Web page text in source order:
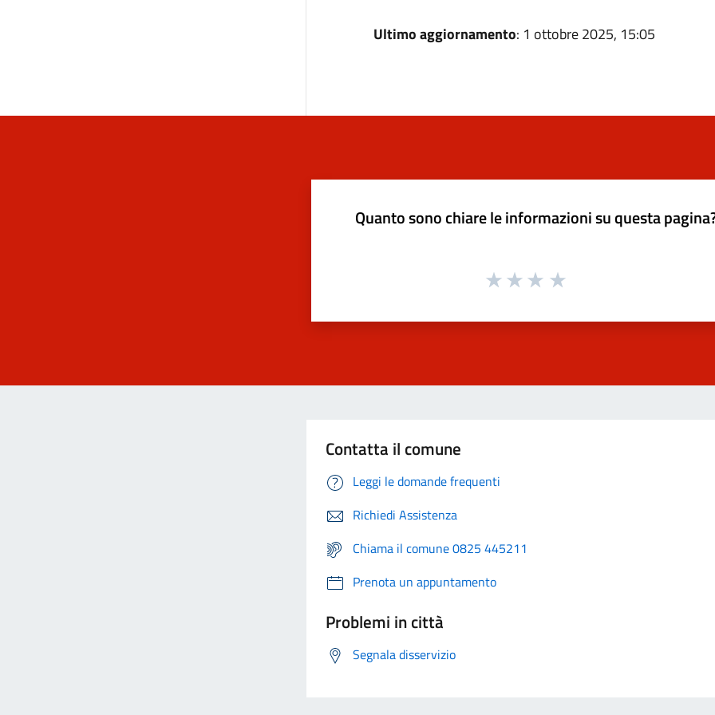
Ultimo aggiornamento: 1 ottobre 2025, 15:05
Quanto sono chiare le informazioni su questa
Contatta il comune
Leggi le domande frequenti
Richiedi Assistenza
Chiama il comune 0825 445211
Prenota un appuntamento
Problemi in città
Segnala disservizio